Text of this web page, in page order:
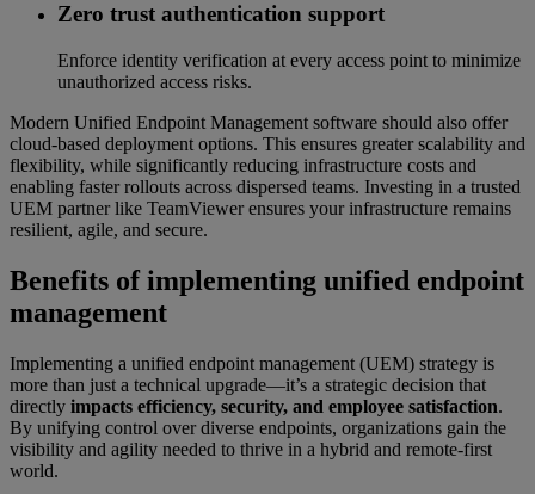
Zero trust authentication support
Enforce identity verification at every access point to minimize
unauthorized access risks.
Modern Unified Endpoint Management software should also offer
cloud-based deployment options. This ensures greater scalability and
flexibility, while significantly reducing infrastructure costs and
enabling faster rollouts across dispersed teams. Investing in a trusted
UEM partner like TeamViewer ensures your infrastructure remains
resilient, agile, and secure.
Benefits of implementing unified endpoint
management
Implementing a unified endpoint management (UEM) strategy is
more than just a technical upgrade—it’s a strategic decision that
directly impacts efficiency, security, and employee satisfaction.
By unifying control over diverse endpoints, organizations gain the
visibility and agility needed to thrive in a hybrid and remote-first
world.